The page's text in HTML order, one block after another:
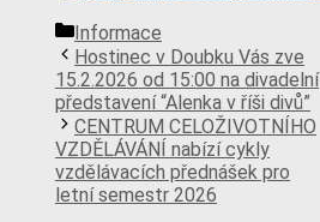
Rubriky
Informace
Hostinec v Doubku Vás zve
15.2.2026 od 15:00 na divadelní
představení “Alenka v říši divů”
CENTRUM CELOŽIVOTNÍHO
VZDĚLÁVÁNÍ nabízí cykly
vzdělávacích přednášek pro
letní semestr 2026